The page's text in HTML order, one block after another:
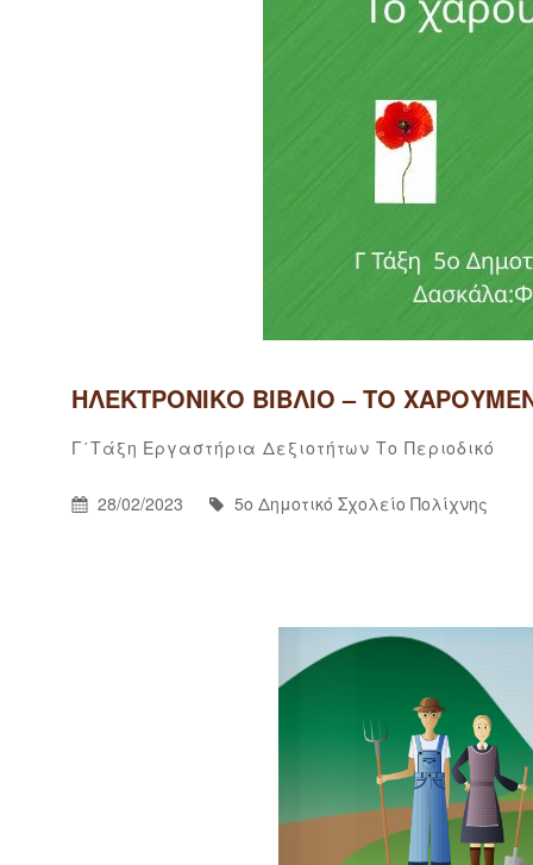
ΗΛΕΚΤΡΟΝΙΚΌ ΒΙΒΛΊΟ – ΤΟ
Categories
Γ΄τάξη Εργαστήρια Δεξιοτήτων Το Περιοδικό
Posted
28/02/2023 By
5ο Δημοτικό Σχολείο Πολίχνης